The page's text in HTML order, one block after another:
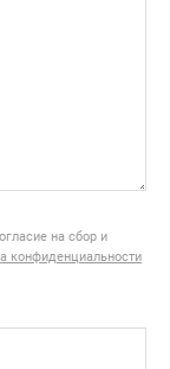
на сбор и
конфиденциальности